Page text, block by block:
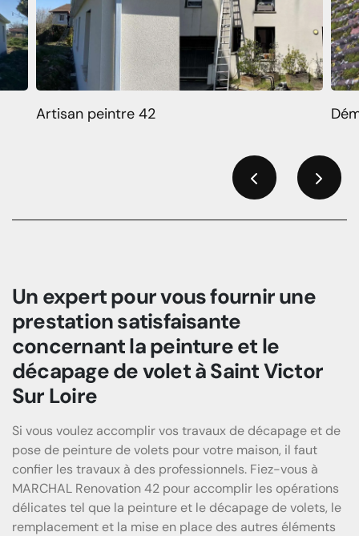
Artisan peintre 42
Un expert pour vous fournir une
prestation satisfaisante
concernant la peinture et le
décapage de volet à Saint Victor
Sur Loire
Si vous voulez accomplir vos travaux de décapage et de
pose de peinture de volets pour votre maison, il faut
confier les travaux à des professionnels. Fiez-vous à
MARCHAL Renovation 42 pour accomplir les opérations
délicates tel que la peinture et le décapage de volets, le
remplacement et la mise en place des autres éléments